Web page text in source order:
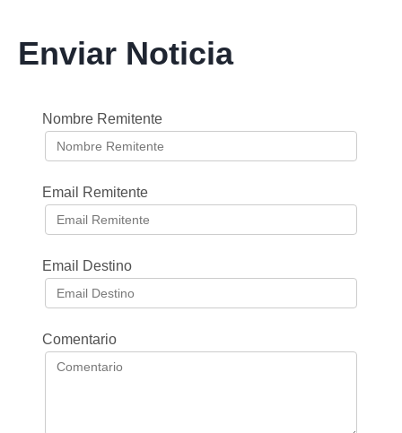
Enviar Noticia
Nombre Remitente
Email Remitente
Email Destino
Comentario